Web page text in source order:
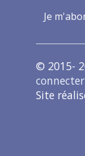
Je
© 2015-
connecter
Site